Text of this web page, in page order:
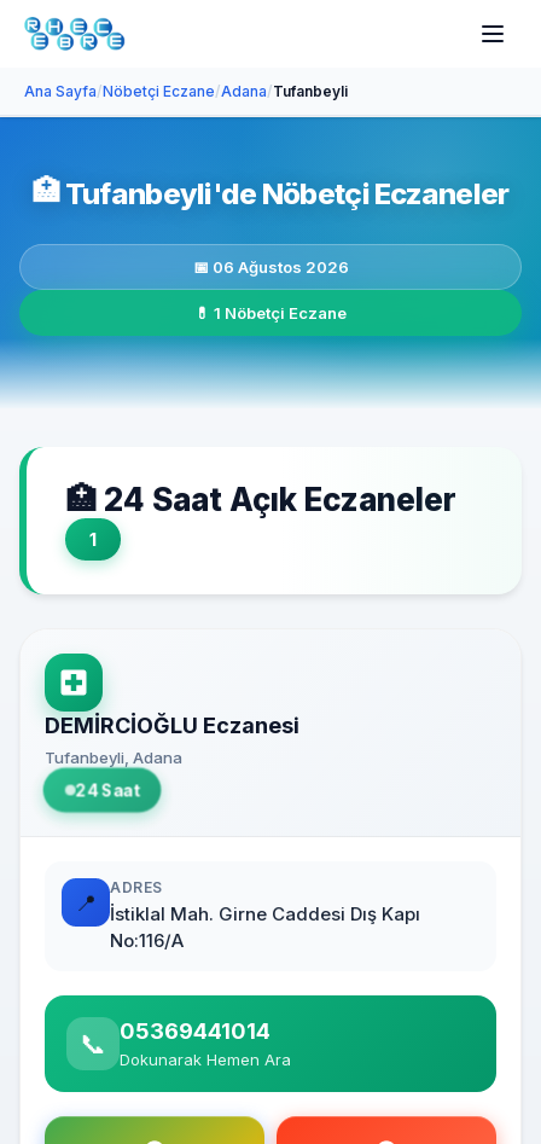
Ana Sayfa/Nöbetçi Eczane/Adana/Tufanbeyli
🏥Tufanbeyli'de Nöbetçi Eczaneler
📅 06 Ağustos 2026
💊 1 Nöbetçi Eczane
🏥 24 Saat Açık Eczaneler
1
DEMİRCİOĞLU Eczanesi
Tufanbeyli, Adana
24 Saat
📍
ADRES
İstiklal Mah. Girne Caddesi Dış Kapı
No:116/A
📞 05369441014
Dokunarak Hemen Ara